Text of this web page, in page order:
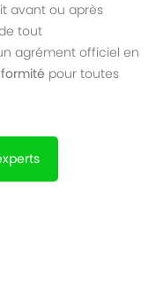
avant ou après
tout
agrément officiel en
pour toutes